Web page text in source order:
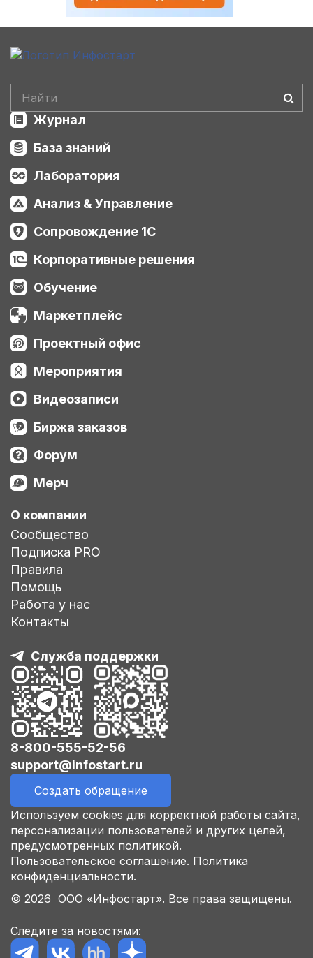
Журнал
База знаний
Лаборатория
Анализ & Управление
Сопровождение 1С
Корпоративные решения
Обучение
Маркетплейс
Проектный офис
Мероприятия
Видеозаписи
Биржа заказов
Форум
Мерч
О компании
Сообщество
Подписка PRO
Правила
Помощь
Работа у нас
Контакты
Служба поддержки
8-800-555-52-56
support@infostart.ru
Создать обращение
Используем cookies для корректной работы сайта,
персонализации пользователей и других целей,
предусмотренных политикой.
Пользовательское соглашение. Политика
конфиденциальности.
© 2026 ООО «Инфостарт». Все права защищены.
Следите за новостями: